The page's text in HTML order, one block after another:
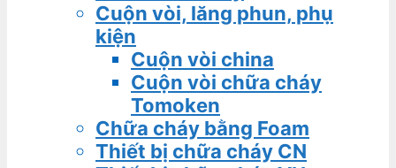
Cuộn vòi, lăng phun, phụ
kiện
Cuộn vòi china
Cuộn vòi chữa cháy
Tomoken
Chữa cháy bằng Foam
Thiết bị chữa cháy CN